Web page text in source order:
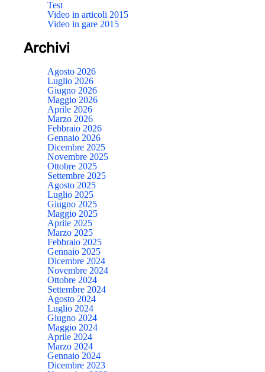
Test
Video in articoli 2015
Video in gare 2015
Archivi
Agosto 2026
Luglio 2026
Giugno 2026
Maggio 2026
Aprile 2026
Marzo 2026
Febbraio 2026
Gennaio 2026
Dicembre 2025
Novembre 2025
Ottobre 2025
Settembre 2025
Agosto 2025
Luglio 2025
Giugno 2025
Maggio 2025
Aprile 2025
Marzo 2025
Febbraio 2025
Gennaio 2025
Dicembre 2024
Novembre 2024
Ottobre 2024
Settembre 2024
Agosto 2024
Luglio 2024
Giugno 2024
Maggio 2024
Aprile 2024
Marzo 2024
Gennaio 2024
Dicembre 2023